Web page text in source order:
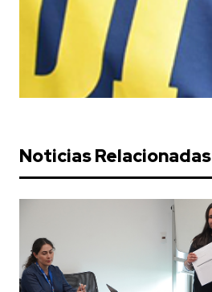
Noticias Relacionadas